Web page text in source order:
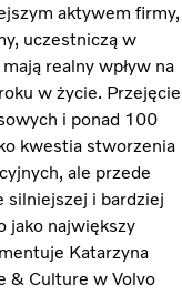
aktywem firmy,
uczestniczą w
realny wpływ na
w życie. Przejęcie
i ponad 100
kwestia stworzenia
ale przede
silniejszej i bardziej
jako największy
Katarzyna
& Culture w Volvo